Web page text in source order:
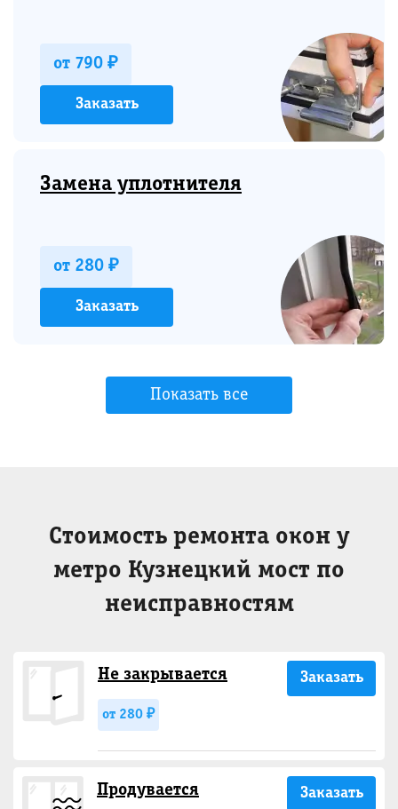
от 790 ₽
Заказать
Замена уплотнителя
от 280 ₽
Заказать
Показать все
Стоимость ремонта окон у
метро Кузнецкий мост по
неисправностям
Не закрывается
от 280 ₽
Заказать
Продувается Заказать